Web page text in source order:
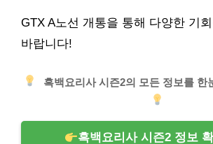
GTX A노선 개통을 통해 다양한 기
바랍니다!
흑백요리사 시즌2의 모든 정보를 한
흑백요리사 시즌2 정보 확